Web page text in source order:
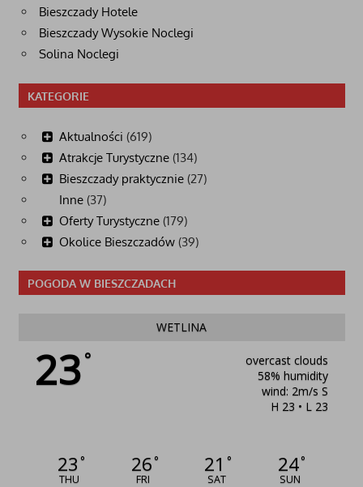
Bieszczady Hotele
Bieszczady Wysokie Noclegi
Solina Noclegi
KATEGORIE
Aktualności (619)
Atrakcje Turystyczne (134)
Bieszczady praktycznie (27)
Inne (37)
Oferty Turystyczne (179)
Okolice Bieszczadów (39)
POGODA W BIESZCZADACH
WETLINA
23°
overcast clouds
58% humidity
wind: 2m/s S
H 23 • L 23
23 °
THU
26°
FRI
21 °
SAT
24°
SUN